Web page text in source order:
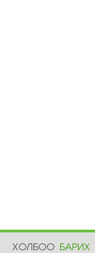
ХОЛБОО БАРИХ